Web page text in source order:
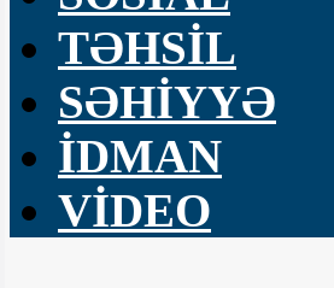
TƏHSİL
SƏHİYYƏ
İDMAN
VİDEO